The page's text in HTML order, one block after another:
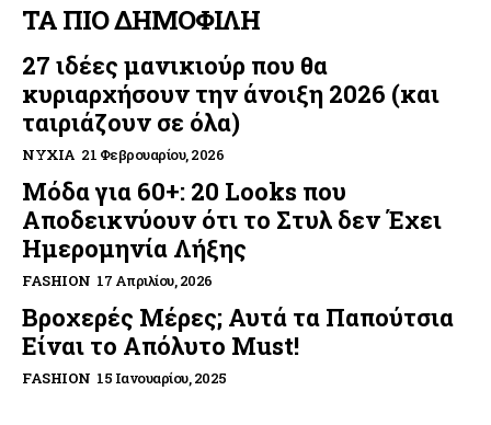
ΤΑ ΠΙΟ ΔΗΜΟΦΙΛΗ
27 ιδέες μανικιούρ που θα
κυριαρχήσουν την άνοιξη 2026 (και
ταιριάζουν σε όλα)
ΝΎΧΙΑ 21 Φεβρουαρίου, 2026
Μόδα για 60+: 20 Looks που
Αποδεικνύουν ότι το Στυλ δεν Έχει
Ημερομηνία Λήξης
FASHION 17 Απριλίου, 2026
Βροχερές Μέρες; Αυτά τα Παπούτσια
Είναι το Απόλυτο Must!
FASHION 15 Ιανουαρίου, 2025